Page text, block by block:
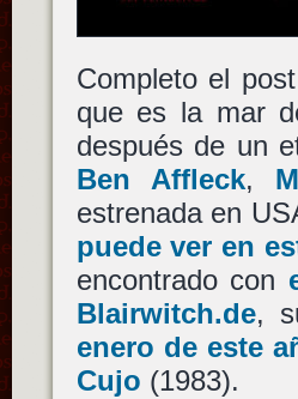
Completo el
que es la mar
después de un
Ben Affleck,
estrenada en
puede ver en
encontrado con
Blairwitch.de,
enero de este
Cujo (1983).